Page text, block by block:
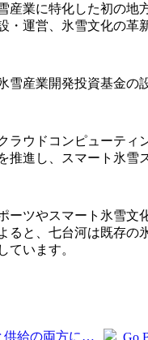
産業に特化した初の
・運営、氷雪文化の革
雪産業開発投資基金の
ラウドコンピューテ
推進し、スマート氷雪
ーツやスマート氷雪
ると、七台河は既存の
ています。
Prev:文化観光部：需要と供給の両方に焦点を当て、文化と観光の消費活動と旅行を指導します。 Go